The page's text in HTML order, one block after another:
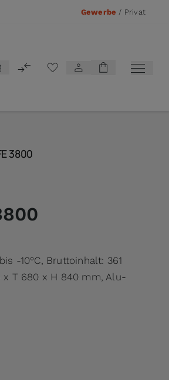
Gewerbe / Privat
3800
-10°C, Bruttoinhalt: 361
x T 680 x H 840 mm, Alu-